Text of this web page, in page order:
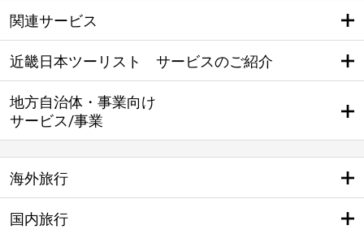
関連サービス
近畿日本ツーリスト サービスのご紹介
地方自治体・事業向け
サービス/事業
海外旅行
国内旅行